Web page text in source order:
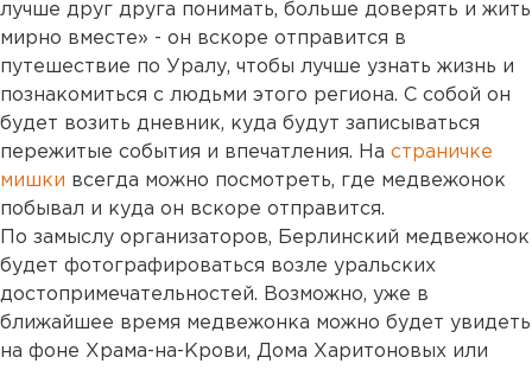
лучше друг друга понимать, больше доверять и жить
мирно вместе» - он вскоре отправится в
путешествие по Уралу, чтобы лучше узнать жизнь и
познакомиться с людьми этого региона. С собой он
будет возить дневник, куда будут записываться
пережитые события и впечатления. На страничке
мишки всегда можно посмотреть, где медвежонок
побывал и куда он вскоре отправится.
По замыслу организаторов, Берлинский медвежонок
будет фотографироваться возле уральских
достопримечательностей. Возможно, уже в
ближайшее время медвежонка можно будет увидеть
на фоне Храма-на-Крови, Дома Харитоновых или